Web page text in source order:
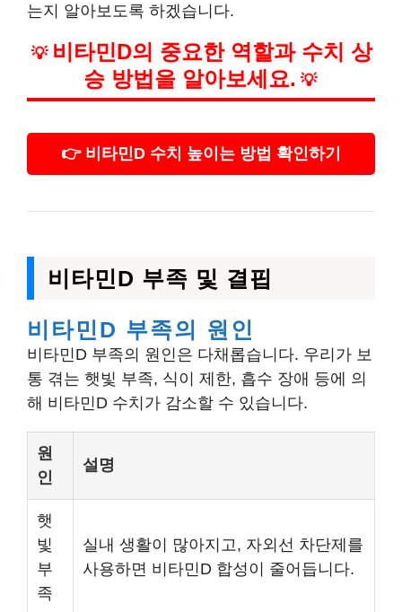
는지 알아보도록 하겠습니다.
💡 비타민D의 중요한 역할과 수치 상
승 방법을 알아보세요. 💡
👉 비타민D 수치 높이는 방법 확인하기
비타민D 부족 및 결핍
비타민D 부족의 원인
비타민D 부족의 원인은 다채롭습니다. 우리가 보
통 겪는 햇빛 부족, 식이 제한, 흡수 장애 등에 의
해 비타민D 수치가 감소할 수 있습니다.
원
인
설명
햇
빛
부
족
실내 생활이 많아지고, 자외선 차단제를
사용하면 비타민D 합성이 줄어듭니다.